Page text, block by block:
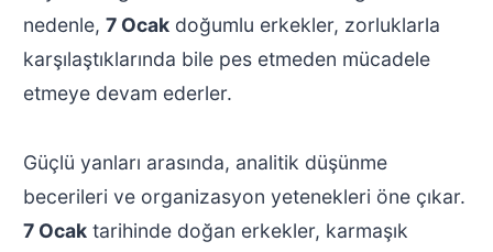
nedenle, 7 Ocakdoğumlu erkekler, zorluklarla
karşılaştıklarında bile pes etmeden mücadele
etmeye devam ederler.
Güçlü yanları arasında, analitik düşünme
becerileri ve organizasyon yetenekleri öne çıkar.
7 Ocaktarihinde doğan erkekler, karmaşık